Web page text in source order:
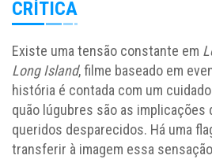
CRÍTICA
Existe uma tensão constante em
Long Island, filme baseado em
história é contada com um
quão lúgubres são as implicações
queridos desparecidos. Há uma
transferir à imagem essa